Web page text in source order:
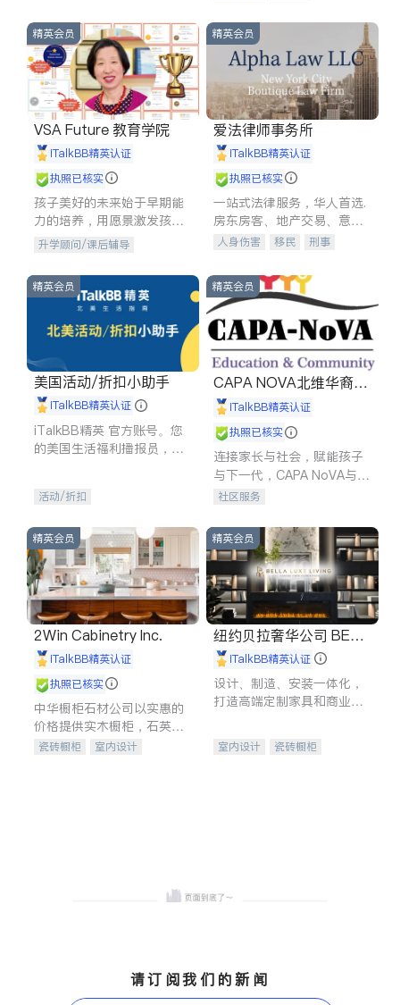
商铺租售
开发商建商
精英会员
VSA Future 教育学院
iTalkBB精英认证
执照已核实
孩子美好的未来始于早期能
力的培养，用愿景激发孩子
的学习潜力和动力。理念：
拥有成长型心态是成功的基
石。
升学顾问/课后辅导
精英会员
爱法律师事务所
iTalkBB精英认证
执照已核实
一站式法律服务，华人首选.
房东房客、地产交易、意外
伤害、车祸重伤、商业诉
建筑合同、刑事案件全包办
人身伤害 移民
刑事
信托/遗嘱
商业
索赔
律师-其它 保释
精英会员
美国活动/折扣小助手
iTalkBB精英认证
iTalkBB精英 官方账号。您
的美国生活福利播报员，精
专属福利。
活动/折扣
精英会员
CAPA NOVA北维华裔家
长会iTalkBB精英认证
执照已核实
连接家长与社会，赋能孩子
与下一代，CAPA NoVA与您
携手建设包容、公平、充满
社区服务
精英会员
2Win Cabinetry Inc.
iTalkBB精英认证
执照已核实
中华橱柜石材公司以实惠的
价格提供实木橱柜，石英石
台面，多种优质不锈钢水
瓷砖橱柜
室内设计
精英会员
纽约贝拉奢华公司 BELL
A LUXE
iTalkBB精英认证
设计、制造、安装一体化，
打造高端定制家具和商业空
室内设计
瓷砖橱柜
请订阅我们的新闻